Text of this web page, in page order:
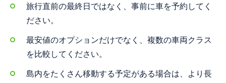
旅行直前の最終日ではなく、事前に車を予約してく
ださい。
最安値のオプションだけでなく、複数の車両クラス
を比較してください。
島内をたくさん移動する予定がある場合は、より長